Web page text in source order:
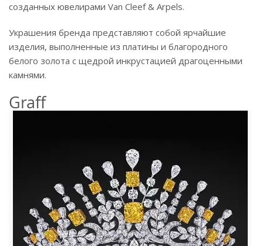
созданных ювелирами Van Cleef & Arpels.
Украшения бренда представляют собой ярчайшие
изделия, выполненные из платины и благородного
белого золота с щедрой инкрустацией драгоценными
камнями.
Graff